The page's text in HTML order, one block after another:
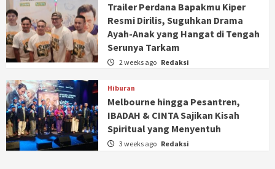
Trailer Perdana Bapakmu Kiper
Resmi Dirilis, Suguhkan Drama
Ayah-Anak yang Hangat di Tengah
Serunya Tarkam
2 weeks ago Redaksi
Hiburan
Melbourne hingga Pesantren,
IBADAH & CINTA Sajikan Kisah
Spiritual yang Menyentuh
3 weeks ago Redaksi